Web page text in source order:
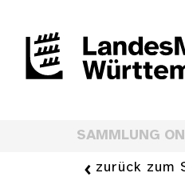
SAMMLUNG
zurück zum